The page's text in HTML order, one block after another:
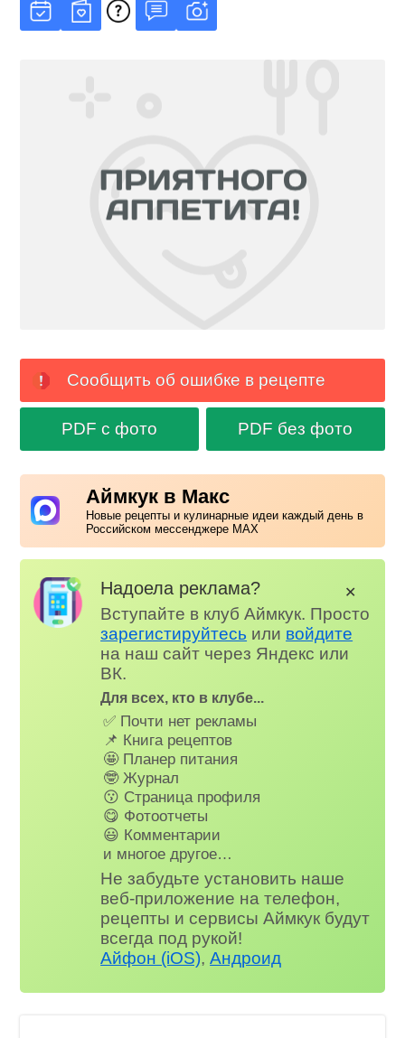
Сообщить об ошибке в рецепте
PDF с фото PDF без фото
Аймкук в Макс
Новые рецепты и кулинарные идеи каждый день в
Российском мессенджере MAX
Надоела реклама?
Вступайте в клуб Аймкук. Просто
зарегистируйтесь или войдите
на наш сайт через Яндекс или
ВК.
Для всех, кто в клубе...
✅ Почти нет рекламы
📌 Книга рецептов
🤩 Планер питания
🤓 Журнал
😗 Страница профиля
😋 Фотоотчеты
😃 Комментарии
и многое другое…
Не забудьте установить наше
веб-приложение на телефон,
рецепты и сервисы Аймкук будут
всегда под рукой!
Айфон (iOS),Андроид
✕